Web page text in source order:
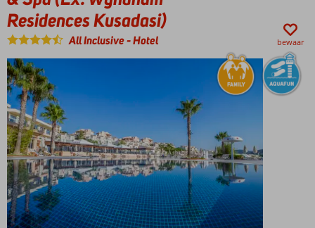
Residences Kusadasi)
All Inclusive-Hotel bewaar